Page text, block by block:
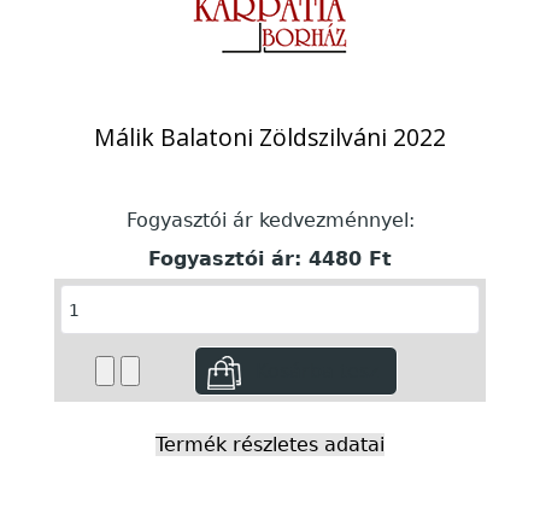
Málik Balatoni Zöldszilváni 2022
Fogyasztói ár kedvezménnyel:
Fogyasztói ár: 4480 Ft
Termék részletes adatai